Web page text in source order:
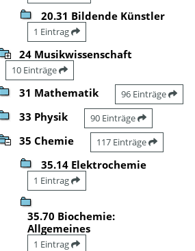
20.31 Bildende Künstler
1 Eintrag
24 Musikwissenschaft
10 Einträge
31 Mathematik 96 Einträge
33 Physik 90 Einträge
35 Chemie 117 Einträge
35.14 Elektrochemie
1 Eintrag
35.70 Biochemie:
Allgemeines
1 Eintrag